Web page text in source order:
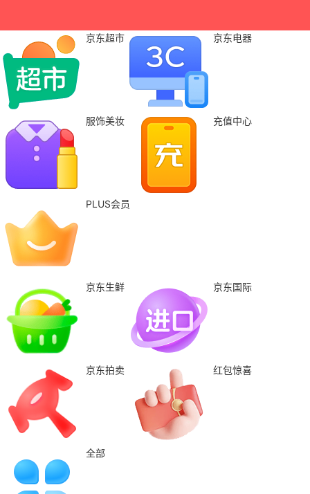
京东超市 京东电器
服饰美妆 充值中心
PLUS会员
京东生鲜 京东国际
京东拍卖 红包惊喜
全部